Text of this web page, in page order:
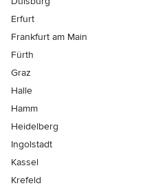
Erfurt
Frankfurt am Main
Fürth
Graz
Halle
Hamm
Heidelberg
Ingolstadt
Kassel
Krefeld